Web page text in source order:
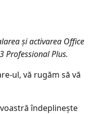
și activarea Office
Professional Plus.
ul, vă rugăm să vă
îndeplinește